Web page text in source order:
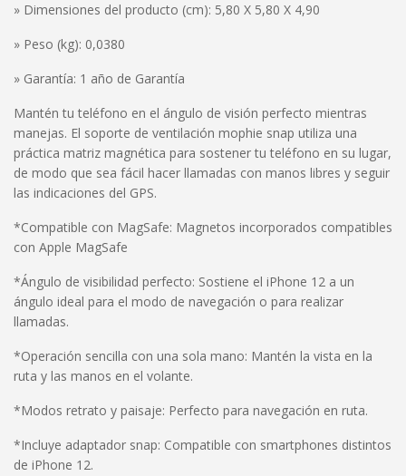
» Dimensiones del producto (cm): 5,80 X 5,80 X 4,90
» Peso (kg): 0,0380
» Garantía: 1 año de Garantía
Mantén tu teléfono en el ángulo de visión perfecto mientras
manejas. El soporte de ventilación mophie snap utiliza una
práctica matriz magnética para sostener tu teléfono en su lugar,
de modo que sea fácil hacer llamadas con manos libres y seguir
las indicaciones del GPS.
*Compatible con MagSafe: Magnetos incorporados compatibles
con Apple MagSafe
*Ángulo de visibilidad perfecto: Sostiene el iPhone 12 a un
ángulo ideal para el modo de navegación o para realizar
llamadas.
*Operación sencilla con una sola mano: Mantén la vista en la
ruta y las manos en el volante.
*Modos retrato y paisaje: Perfecto para navegación en ruta.
*Incluye adaptador snap: Compatible con smartphones distintos
de iPhone 12.